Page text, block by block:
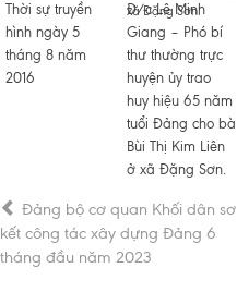
Thời sự truyền
hình ngày 5
tháng 8 năm
2016
Đ/c Lê Minh
Giang – Phó bí
thư thường trực
huyện ủy trao
huy hiệu 65 năm
tuổi Đảng cho bà
Bùi Thị Kim Liên
ở xã Đặng Sơn.
Đảng bộ cơ quan Khối dân sơ
kết công tác xây dựng Đảng 6
tháng đầu năm 2023